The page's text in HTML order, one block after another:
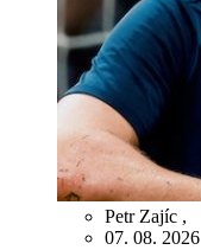
Petr Zajíc ,
07. 08. 2026